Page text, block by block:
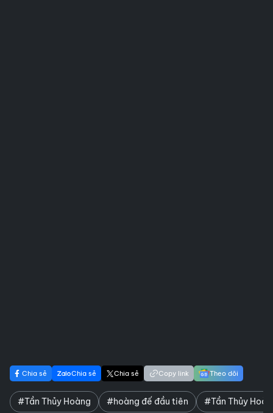
Chia sẻ Chia sẻ Chia sẻ Copy link Theo dõi
#Tần Thủy Hoàng #hoàng đế đầu tiên #Tần Thủy